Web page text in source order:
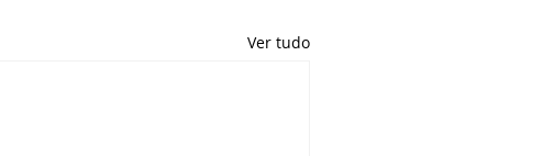
Ver tudo